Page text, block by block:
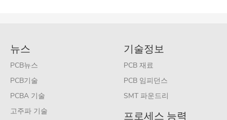
뉴스
PCB뉴스
PCB기술
PCBA 기술
고주파 기술
기술정보
PCB 재료
PCB 임피던스
SMT 파운드리
프로세스 능력